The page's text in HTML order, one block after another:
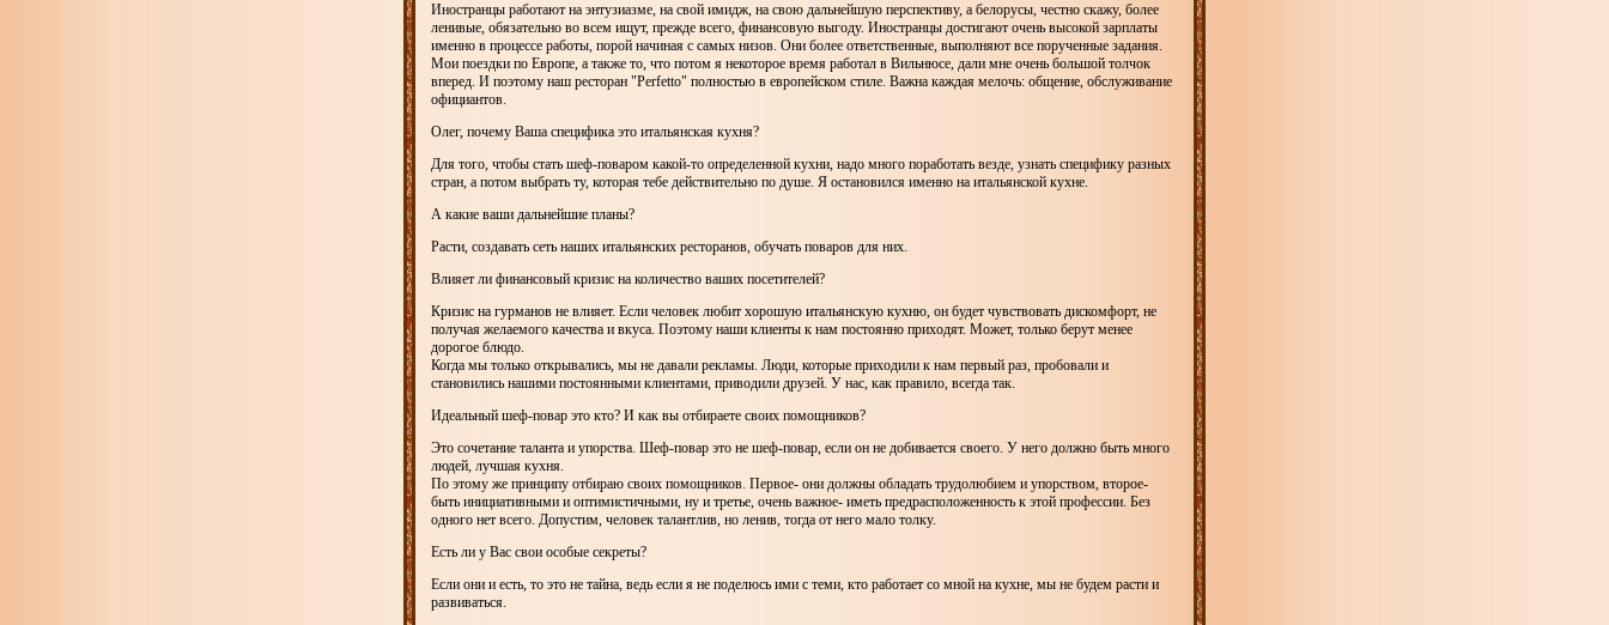
Иностранцы работают на энтузиазме, на свой имидж, на свою дальнейшую перспективу, а белорусы, честно скажу, более
ленивые, обязательно во всем ищут, прежде всего, финансовую выгоду. Иностранцы достигают очень высокой зарплаты
именно в процессе работы, порой начиная с самых низов. Они более ответственные, выполняют все порученные задания.
Мои поездки по Европе, а также то, что потом я некоторое время работал в Вильнюсе, дали мне очень большой толчок
вперед. И поэтому наш ресторан "Perfetto" полностью в европейском стиле. Важна каждая мелочь: общение, обслуживание
официантов.
Олег, почему Ваша специфика это итальянская кухня?
Для того, чтобы стать шеф-поваром какой-то определенной кухни, надо много поработать везде, узнать специфику разных
стран, а потом выбрать ту, которая тебе действительно по душе. Я остановился именно на итальянской кухне.
А какие ваши дальнейшие планы?
Расти, создавать сеть наших итальянских ресторанов, обучать поваров для них.
Влияет ли финансовый кризис на количество ваших посетителей?
Кризис на гурманов не влияет. Если человек любит хорошую итальянскую кухню, он будет чувствовать дискомфорт, не
получая желаемого качества и вкуса. Поэтому наши клиенты к нам постоянно приходят. Может, только берут менее
дорогое блюдо.
Когда мы только открывались, мы не давали рекламы. Люди, которые приходили к нам первый раз, пробовали и
становились нашими постоянными клиентами, приводили друзей. У нас, как правило, всегда так.
Идеальный шеф-повар это кто? И как вы отбираете своих помощников?
Это сочетание таланта и упорства. Шеф-повар это не шеф-повар, если он не добивается своего. У него должно быть много
людей, лучшая кухня.
По этому же принципу отбираю своих помощников. Первое- они должны обладать трудолюбием и упорством, второе-
быть инициативными и оптимистичными, ну и третье, очень важное- иметь предрасположенность к этой профессии. Без
одного нет всего. Допустим, человек талантлив, но ленив, тогда от него мало толку.
Есть ли у Вас свои особые секреты?
Если они и есть, то это не тайна, ведь если я не поделюсь ими с теми, кто работает со мной на кухне, мы не будем расти и
развиваться.